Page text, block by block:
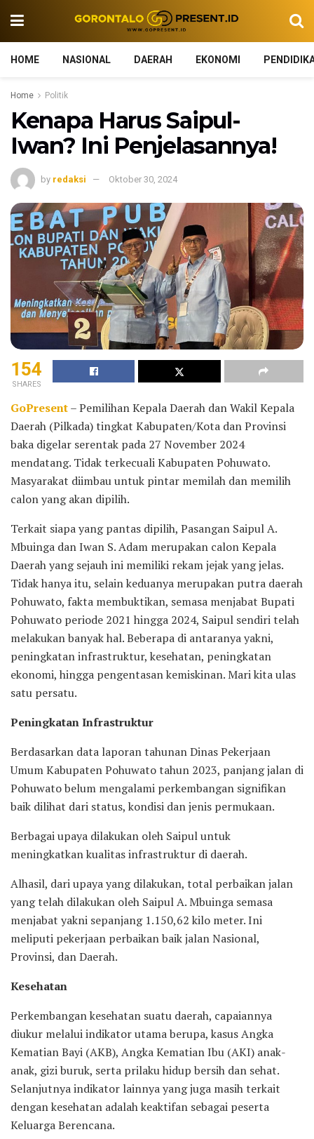
HOME NASIONAL DAERAH EKONOMI
Home Politik
Kenapa Harus Saipul-
Iwan? Ini Penjelasannya!
by redaksi Oktober 30, 2024
154
SHARES
GoPresent– Pemilihan Kepala Daerah dan Wakil Kepala
Daerah (Pilkada) tingkat Kabupaten/Kota dan Provinsi
baka digelar serentak pada 27 November 2024
mendatang. Tidak terkecuali Kabupaten Pohuwato.
Masyarakat diimbau untuk pintar memilah dan memilih
calon yang akan dipilih.
Terkait siapa yang pantas dipilih, Pasangan Saipul A.
Mbuinga dan Iwan S. Adam merupakan calon Kepala
Daerah yang sejauh ini memiliki rekam jejak yang jelas.
Tidak hanya itu, selain keduanya merupakan putra daerah
Pohuwato, fakta membuktikan, semasa menjabat Bupati
Pohuwato periode 2021 hingga 2024, Saipul sendiri telah
melakukan banyak hal. Beberapa di antaranya yakni,
peningkatan infrastruktur, kesehatan, peningkatan
ekonomi, hingga pengentasan kemiskinan. Mari kita ulas
satu persatu.
Peningkatan Infrastruktur
Berdasarkan data laporan tahunan Dinas Pekerjaan
Umum Kabupaten Pohuwato tahun 2023, panjang jalan di
Pohuwato belum mengalami perkembangan signifikan
baik dilihat dari status, kondisi dan jenis permukaan.
Berbagai upaya dilakukan oleh Saipul untuk
meningkatkan kualitas infrastruktur di daerah.
Alhasil, dari upaya yang dilakukan, total perbaikan jalan
yang telah dilakukan oleh Saipul A. Mbuinga semasa
menjabat yakni sepanjang 1.150,62 kilo meter. Ini
meliputi pekerjaan perbaikan baik jalan Nasional,
Provinsi, dan Daerah.
Kesehatan
Perkembangan kesehatan suatu daerah, capaiannya
diukur melalui indikator utama berupa, kasus Angka
Kematian Bayi (AKB), Angka Kematian Ibu (AKI) anak-
anak, gizi buruk, serta prilaku hidup bersih dan sehat.
Selanjutnya indikator lainnya yang juga masih terkait
dengan kesehatan adalah keaktifan sebagai peserta
Keluarga Berencana.